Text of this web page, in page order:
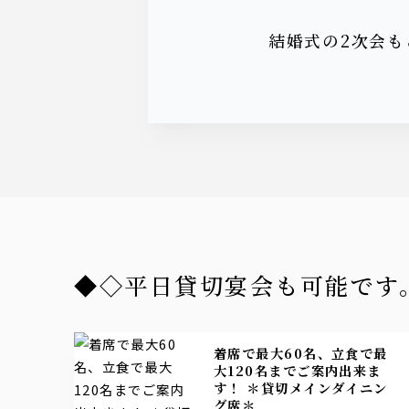
結婚式の2次会
◆◇平日貸切宴会も可能で
着席で最大60名、立食で最
大120名までご案内出来ま
す！ ＊貸切メインダイニン
グ席＊